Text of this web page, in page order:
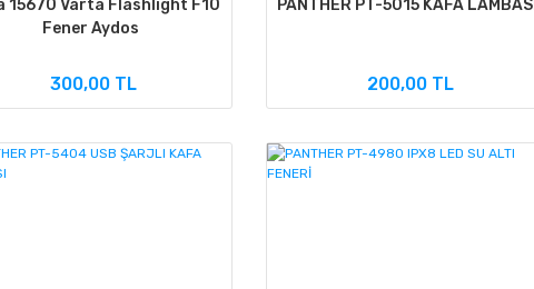
15670 Varta Flashlight F10
Fener Aydos
300,00 TL
PANTHER PT-5015 KAFA LAMBASI
200,00 TL